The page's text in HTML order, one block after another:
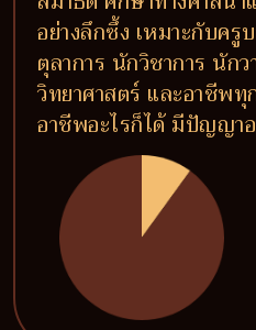
อย่างลึกซึ้ง เหมาะกับครู
ตุลาการ นักวิชาการ นัก
วิทยาศาสตร์ และอาชีพทุ
อาชีพอะไรก็ได้ มีปัญญา